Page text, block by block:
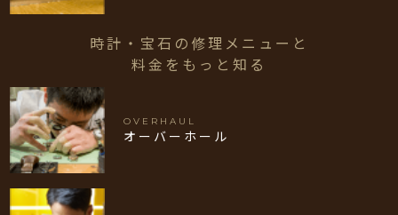
時計・宝石の修理メニューと
料金をもっと知る
OVERHAUL
オーバーホール